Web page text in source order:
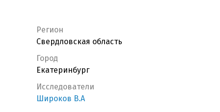
Регион
Свердловская область
Город
Екатеринбург
Исследователи
Широков В.А